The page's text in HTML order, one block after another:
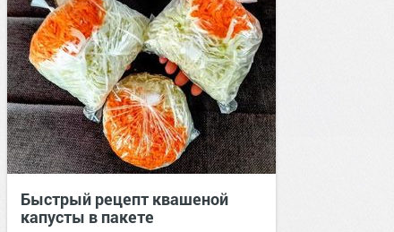
Быстрый рецепт квашеной
капусты в пакете